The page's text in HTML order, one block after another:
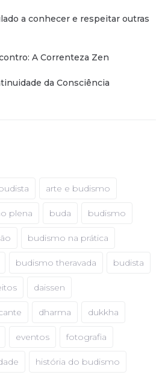
a conhecer e respeitar outras
A Correnteza Zen
da Consciência
arte e budismo
plena buda budismo
budismo na prática
budismo theravada budista
daissen
dharma dukkha
eventos fotografia
história do budismo